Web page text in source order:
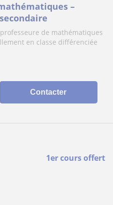
–
de mathématiques
en classe différenciée
Contacter
1er cours offert